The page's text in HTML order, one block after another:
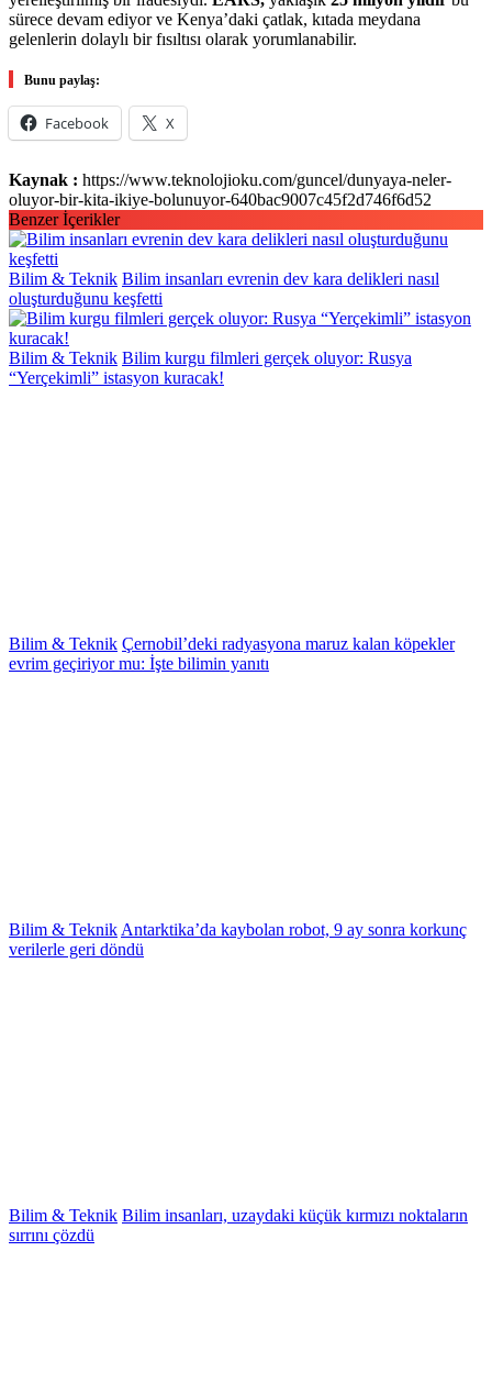
sürece devam ediyor ve Kenya’daki çatlak, kıtada meydana
gelenlerin dolaylı bir fısıltısı olarak yorumlanabilir.
Bunu paylaş:
Facebook X
Kaynak : https://www.teknolojioku.com/guncel/dunyaya-neler-
oluyor-bir-kita-ikiye-bolunuyor-640bac9007c45f2d746f6d52
Benzer İçerikler
Bilim & Teknik Bilim insanları evrenin dev kara delikleri nasıl
oluşturduğunu keşfetti
Bilim & Teknik Bilim kurgu filmleri gerçek oluyor: Rusya
“Yerçekimli” istasyon kuracak!
Bilim & Teknik Çernobil’deki radyasyona maruz kalan köpekler
evrim geçiriyor mu: İşte bilimin yanıtı
Bilim & Teknik Antarktika’da kaybolan robot, 9 ay sonra korkunç
verilerle geri döndü
Bilim & Teknik Bilim insanları, uzaydaki küçük kırmızı noktaların
sırrını çözdü